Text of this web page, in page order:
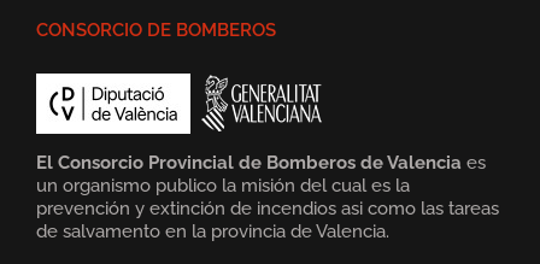
CONSORCIO DE BOMBEROS
El Consorcio Provincial de Bomberos de Valencia es
un organismo publico la misión del cual es la
prevención y extinción de incendios asi como las tareas
de salvamento en la provincia de Valencia.